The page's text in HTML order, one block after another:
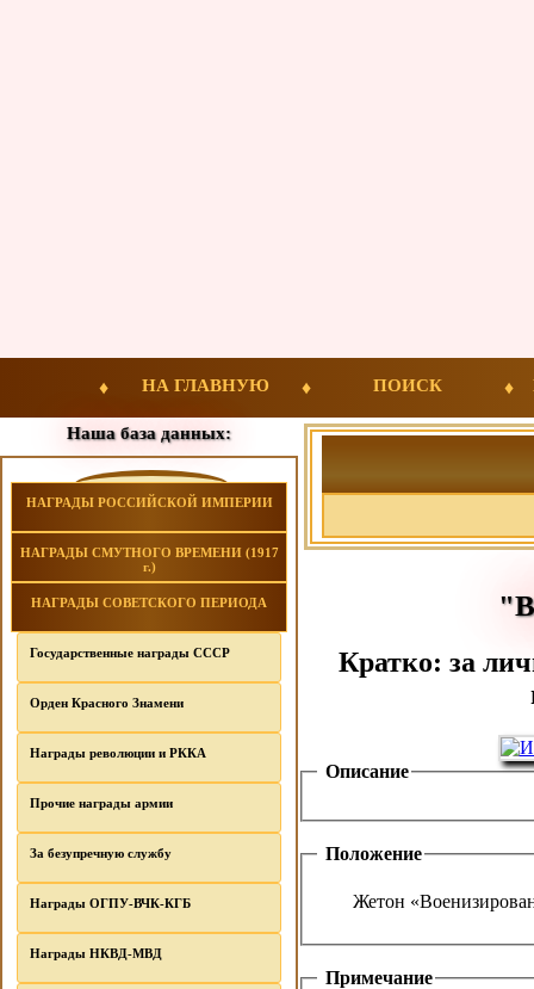
НА ГЛАВНУЮ ПОИСК
Наша база данных:
НАГРАДЫ РОССИЙСКОЙ ИМПЕРИИ
НАГРАДЫ СМУТНОГО ВРЕМЕНИ (1917
г.)
НАГРАДЫ СОВЕТСКОГО ПЕРИОДА
Государственные награды СССР
Орден Красного Знамени
Награды революции и РККА
Прочие награды армии
За безупречную службу
Награды ОГПУ-ВЧК-КГБ
Награды НКВД-МВД
Кратко: за
Описание
Положение
Жетон
Примечание